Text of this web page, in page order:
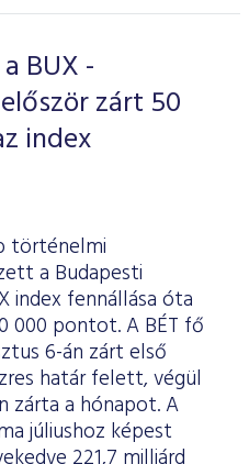
BUX -
zárt 50
index
történelmi
a Budapesti
index fennállása óta
000 pontot. A BÉT fő
6-án zárt első
határ felett, végül
zárta a hónapot. A
júliushoz képest